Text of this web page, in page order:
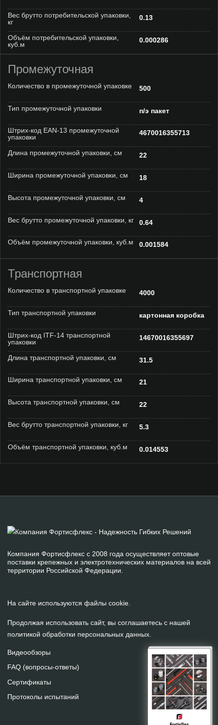
Вес брутто потребительской упаковки,
кг
0.13
Объём потребительской упаковки,
куб.м
0.000286
Промежуточная
Количество в промежуточной упаковке 500
Тип промежуточной упаковки п/э пакет
Штрих-код EAN-13 промежуточной
упаковки
4670016355713
Длина промежуточной упаковки, см 22
Ширина промежуточной упаковки, см 18
Высота промежуточной упаковки, см 4
Вес брутто промежуточной упаковки, кг 0.64
Объём промежуточной упаковки, куб.м 0.001584
Транспортная
Количество в транспортной упаковке 4000
Тип транспортной упаковки картонная коробка
Штрих-код ITF-14 транспортной
упаковки
14670016355697
Длина транспортной упаковки, см 31.5
Ширина транспортной упаковки, см 21
Высота транспортной упаковки, см 22
Вес брутто транспортной упаковки, кг 5.3
Объём транспортной упаковки, куб.м 0.014553
На сайте используются файлы cookie.
Компания Фортисфлекс с 2008 года осуществляет оптовые
поставки крепежных и электротехнических материалов на всей
территории Российской Федерации.
На сайте используются файлы cookie.
Продолжая использовать сайт, вы соглашаетесь с нашей
политикой обработки персональных данных
Видеообзоры
FAQ (вопросы-ответы)
Сертификаты
Протоколы испытаний